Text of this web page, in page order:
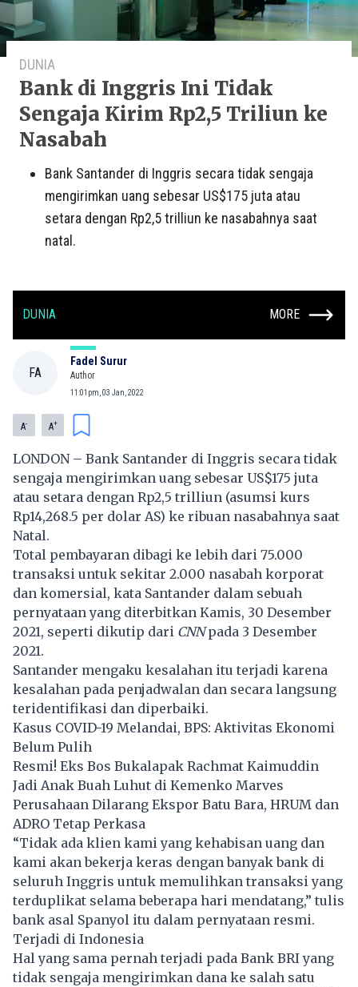
DUNIA
Bank di Inggris Ini Tidak
Sengaja Kirim Rp2,5 Triliun ke
Nasabah
Bank Santander di Inggris secara tidak sengaja
mengirimkan uang sebesar US$175 juta atau
setara dengan Rp2,5 trilliun ke nasabahnya saat
natal.
DUNIA MORE
FA
Fadel Surur
Author
11:01pm, 03 Jan, 2022
A- A+
LONDON – Bank Santander di Inggris secara tidak
sengaja mengirimkan uang sebesar US$175 juta
atau setara dengan Rp2,5 trilliun (asumsi kurs
Rp14,268.5 per dolar AS) ke ribuan nasabahnya saat
Natal.
Total pembayaran dibagi ke lebih dari 75.000
transaksi untuk sekitar 2.000 nasabah korporat
dan komersial, kata Santander dalam sebuah
pernyataan yang diterbitkan Kamis, 30 Desember
2021, seperti dikutip dari CNNpada 3 Desember
2021.
Santander mengaku kesalahan itu terjadi karena
kesalahan pada penjadwalan dan secara langsung
teridentifikasi dan diperbaiki.
Kasus COVID-19 Melandai, BPS: Aktivitas Ekonomi
Belum Pulih
Resmi! Eks Bos Bukalapak Rachmat Kaimuddin
Jadi Anak Buah Luhut di Kemenko Marves
Perusahaan Dilarang Ekspor Batu Bara, HRUM dan
ADRO Tetap Perkasa
“Tidak ada klien kami yang kehabisan uang dan
kami akan bekerja keras dengan banyak bank di
seluruh Inggris untuk memulihkan transaksi yang
terduplikat selama beberapa hari mendatang,” tulis
bank asal Spanyol itu dalam pernyataan resmi.
Terjadi di Indonesia
Hal yang sama pernah terjadi pada Bank BRI yang
tidak sengaja mengirimkan dana ke salah satu